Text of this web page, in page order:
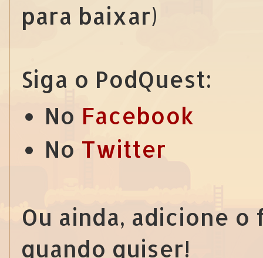
para baixar)
Siga o PodQuest:
No Facebook
No Twitter
Ou ainda, adicione
quando quiser!